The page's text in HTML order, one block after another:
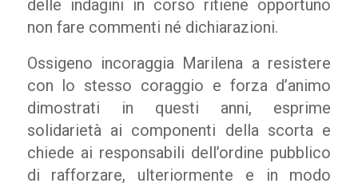
delle indagini in corso ritiene opportuno
non fare commenti né dichiarazioni.
Ossigeno incoraggia Marilena a resistere
con lo stesso coraggio e forza d’animo
dimostrati in questi anni, esprime
solidarietà ai componenti della scorta e
chiede ai responsabili dell’ordine pubblico
di rafforzare, ulteriormente e in modo